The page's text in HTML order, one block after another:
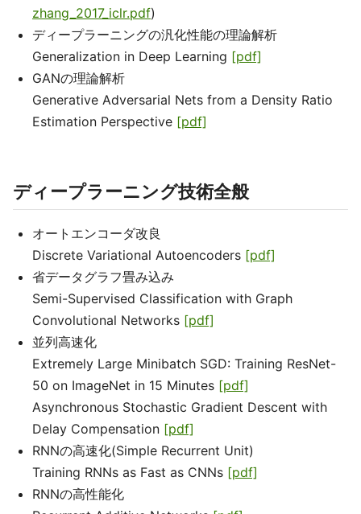
zhang_2017_iclr.pdf)
ディープラーニングの汎化性能の理論解析
Generalization in Deep Learning [pdf]
GANの理論解析
Generative Adversarial Nets from a Density Ratio
Estimation Perspective [pdf]
ディープラーニング技術全般
オートエンコーダ改良
Discrete Variational Autoencoders [pdf]
省データグラフ畳み込み
Semi-Supervised Classification with Graph
Convolutional Networks [pdf]
並列高速化
Extremely Large Minibatch SGD: Training ResNet-
50 on ImageNet in 15 Minutes [pdf]
Asynchronous Stochastic Gradient Descent with
Delay Compensation [pdf]
RNNの高速化(Simple Recurrent Unit)
Training RNNs as Fast as CNNs [pdf]
RNNの高性能化